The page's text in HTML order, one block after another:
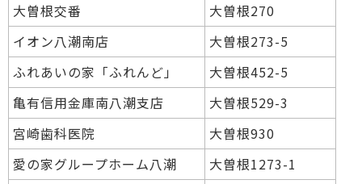
大曽根交番
大曽根270
イオン八潮南店
大曽根273-5
ふれあいの家「ふれんど」
大曽根452-5
亀有信用金庫南八潮支店
大曽根529-3
宮崎歯科医院
大曽根930
愛の家グループホーム八潮
大曽根1273-1